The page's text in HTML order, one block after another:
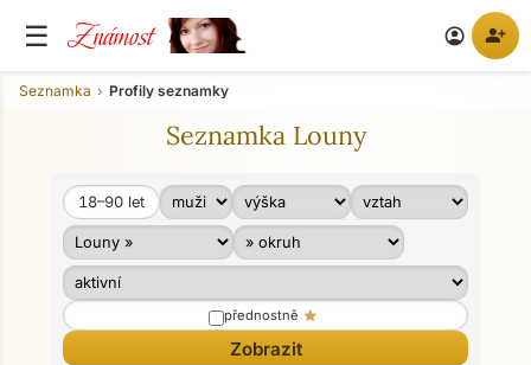
☰ Známost account_circle person_add
Seznamka Profily seznamky
Seznamka Louny
Věk od
Věk do
18–90 let
přednostně star